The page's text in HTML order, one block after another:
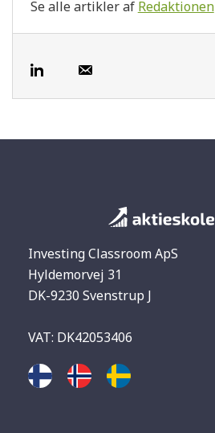
Se alle artikler af Redaktionen
Investing Classroom ApS
Hyldemorvej 31
DK-9230 Svenstrup J
VAT: DK42053406